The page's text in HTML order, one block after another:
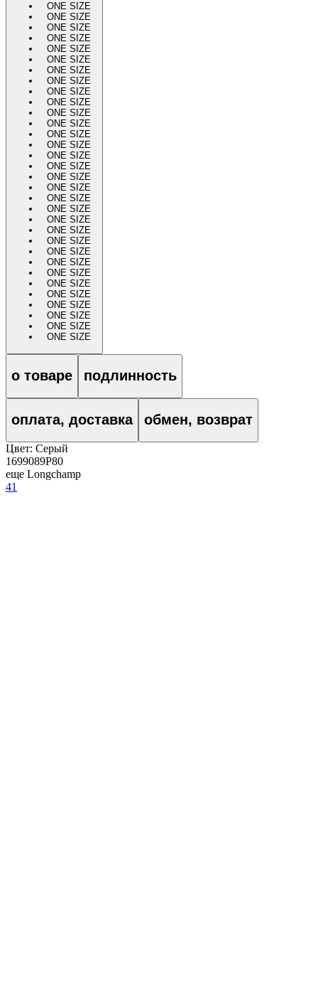
ONE SIZE
ONE SIZE
ONE SIZE
ONE SIZE
ONE SIZE
ONE SIZE
ONE SIZE
ONE SIZE
ONE SIZE
ONE SIZE
ONE SIZE
ONE SIZE
ONE SIZE
ONE SIZE
ONE SIZE
ONE SIZE
ONE SIZE
ONE SIZE
ONE SIZE
ONE SIZE
ONE SIZE
ONE SIZE
ONE SIZE
ONE SIZE
ONE SIZE
ONE SIZE
ONE SIZE
ONE SIZE
ONE SIZE
ONE SIZE
ONE SIZE
ONE SIZE
о товаре подлинность
оплата, доставка обмен, возврат
Цвет: Серый
1699089P80
еще Longchamp
41